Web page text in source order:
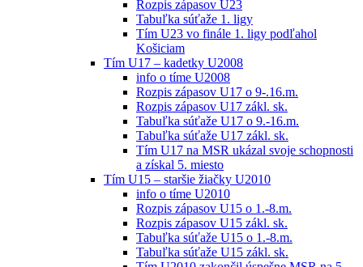
Rozpis zápasov U23
Tabuľka súťaže 1. ligy
Tím U23 vo finále 1. ligy podľahol
Košiciam
Tím U17 – kadetky U2008
info o tíme U2008
Rozpis zápasov U17 o 9-.16.m.
Rozpis zápasov U17 zákl. sk.
Tabuľka súťaže U17 o 9.-16.m.
Tabuľka súťaže U17 zákl. sk.
Tím U17 na MSR ukázal svoje schopnosti
a získal 5. miesto
Tím U15 – staršie žiačky U2010
info o tíme U2010
Rozpis zápasov U15 o 1.-8.m.
Rozpis zápasov U15 zákl. sk.
Tabuľka súťaže U15 o 1.-8.m.
Tabuľka súťaže U15 zákl. sk.